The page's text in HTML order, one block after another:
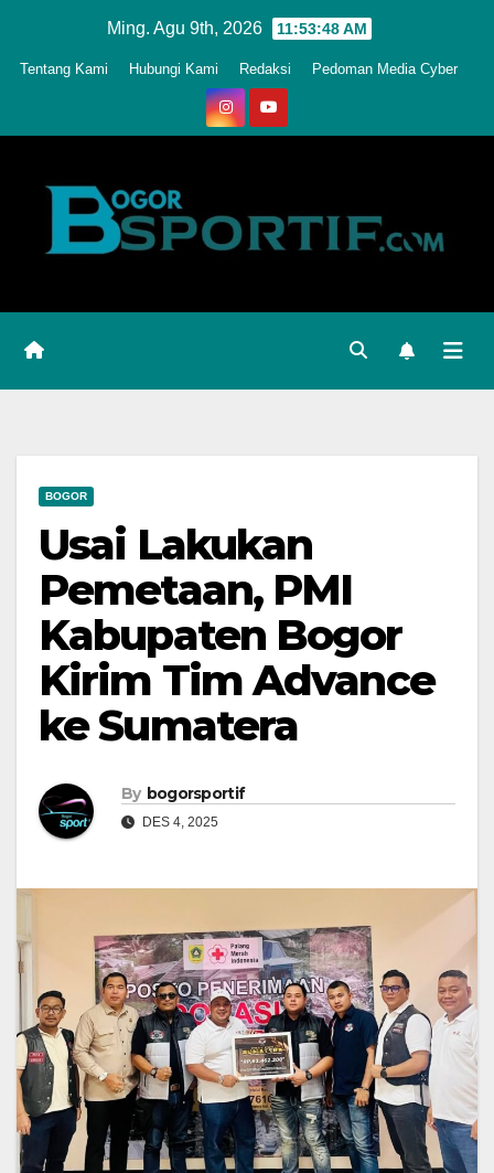
Ming. Agu 9th, 2026 11:53:51 AM
Tentang Kami Hubungi Kami Redaksi Pedoman Media Cyber
BOGOR
Usai Lakukan
Pemetaan, PMI
Kabupaten Bogor
Kirim Tim Advance
ke Sumatera
By bogorsportif
DES 4, 2025